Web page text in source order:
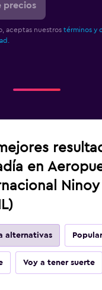
precios
aceptas nuestros términos y
en
Ninoy
alternativas
Voy a tener suerte